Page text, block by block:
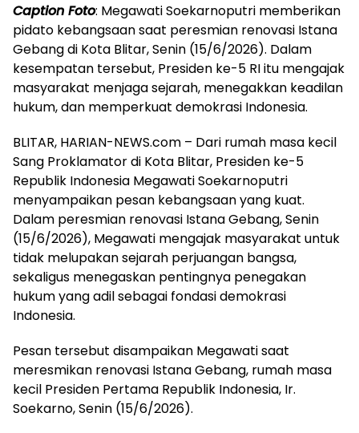
Caption Foto: Megawati Soekarnoputri memberikan
pidato kebangsaan saat peresmian renovasi Istana
Gebang di Kota Blitar, Senin (15/6/2026). Dalam
kesempatan tersebut, Presiden ke-5 RI itu mengajak
masyarakat menjaga sejarah, menegakkan keadilan
hukum, dan memperkuat demokrasi Indonesia.
BLITAR, HARIAN-NEWS.com – Dari rumah masa kecil
Sang Proklamator di Kota Blitar, Presiden ke-5
Republik Indonesia Megawati Soekarnoputri
menyampaikan pesan kebangsaan yang kuat.
Dalam peresmian renovasi Istana Gebang, Senin
(15/6/2026), Megawati mengajak masyarakat untuk
tidak melupakan sejarah perjuangan bangsa,
sekaligus menegaskan pentingnya penegakan
hukum yang adil sebagai fondasi demokrasi
Indonesia.
Pesan tersebut disampaikan Megawati saat
meresmikan renovasi Istana Gebang, rumah masa
kecil Presiden Pertama Republik Indonesia, Ir.
Soekarno, Senin (15/6/2026).